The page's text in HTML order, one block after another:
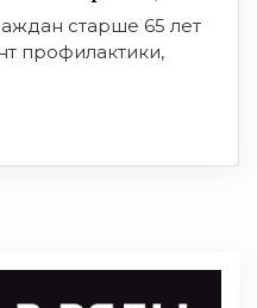
старше 65 лет
профилактики,